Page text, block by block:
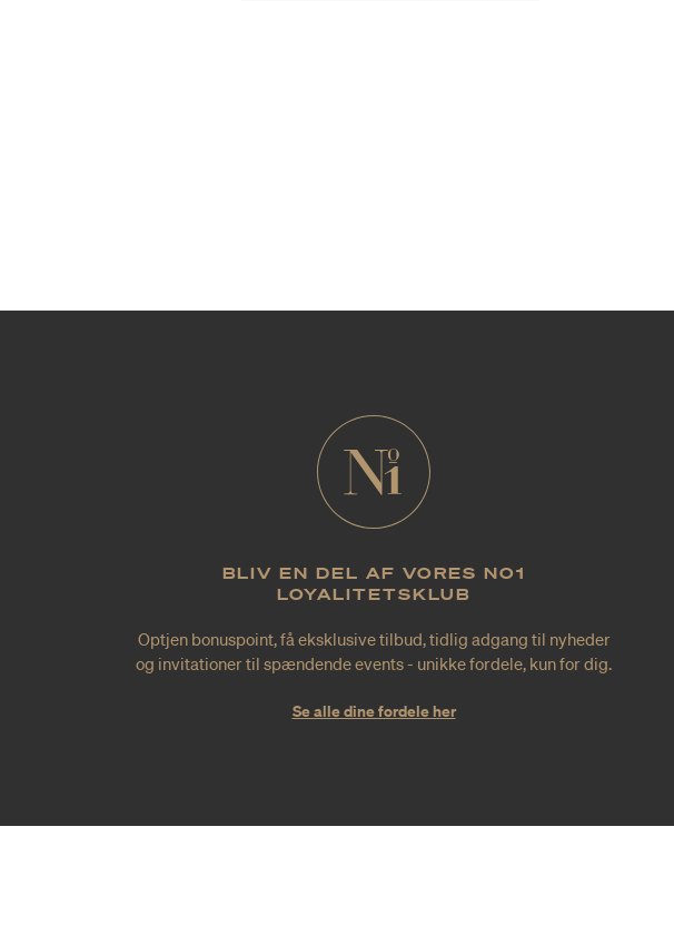
BLIV EN DEL AF VORES NO1
LOYALITETSKLUB
Optjen bonuspoint, få eksklusive tilbud, tidlig adgang til nyheder
og invitationer til spændende events - unikke fordele, kun for dig.
Se alle dine fordele her